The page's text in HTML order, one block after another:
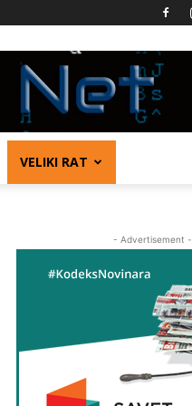
VELIKI RAT
- Advertisement -